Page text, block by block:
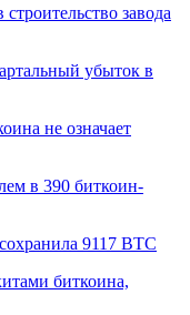
завода
убыток в
не означает
в 390 биткоин-
9117 BTC
биткоина,